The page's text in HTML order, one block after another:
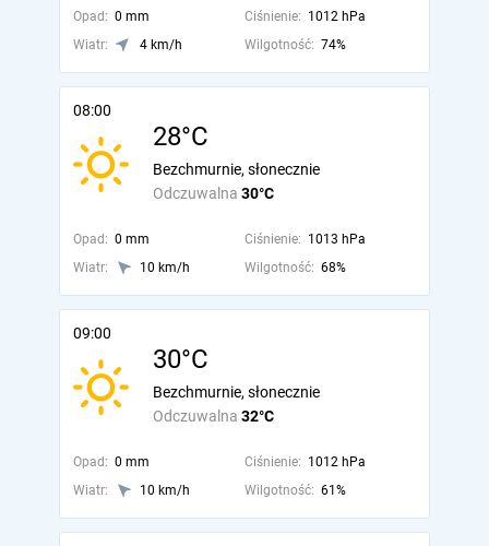
Opad: 0 mm Ciśnienie: 1012 hPa
Wiatr:
4 km/h Wilgotność: 74%
08:00
28°C
Odczuwalna 30°C
Bezchmurnie, słonecznie
Opad: 0 mm Ciśnienie: 1013 hPa
Wiatr:
10 km/h Wilgotność: 68%
09:00
30°C
Odczuwalna 32°C
Bezchmurnie, słonecznie
Opad: 0 mm Ciśnienie: 1012 hPa
Wiatr:
10 km/h Wilgotność: 61%